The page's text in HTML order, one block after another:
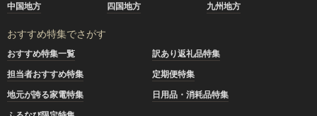
中国地方
四国地方 九州地方
おすすめ特集でさがす
おすすめ特集一覧
訳あり返礼品特集
担当者おすすめ特集
定期便特集
地元が誇る家電特集
日用品・消耗品特集